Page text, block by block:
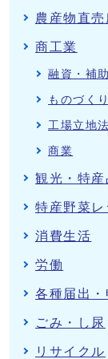
農産物直売
商工業
融資・補
ものづくり
工場立地
商業
観光・特産
特産野菜レ
消費生活
労働
各種届出・
ごみ・し尿
リサイクル